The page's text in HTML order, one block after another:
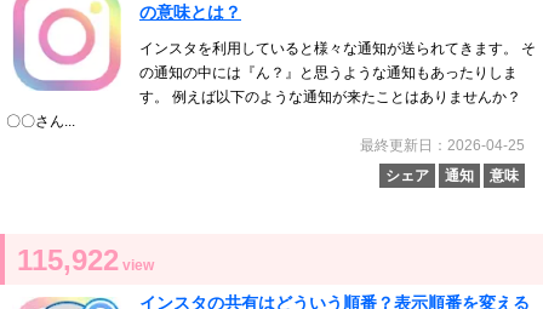
の意味とは？
インスタを利用していると様々な通知が送られてきます。 そ
の通知の中には『ん？』と思うような通知もあったりしま
す。 例えば以下のような通知が来たことはありませんか？
〇〇さん...
最終更新日：2026-04-25
シェア
通知 意味
115,922 view
インスタの共有はどういう順番？表示順番を変える